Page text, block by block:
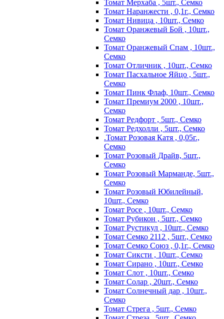
Томат Мерхаба , 5шт., Семко
Томат Наранжести , 0,1г., Семко
Томат Нивица , 10шт., Семко
Томат Оранжевый Бой , 10шт.,
Семко
Томат Оранжевый Спам , 10шт.,
Семко
Томат Отличник , 10шт., Семко
Томат Пасхальное Яйцо , 5шт.,
Семко
Томат Пинк Флаф, 10шт., Семко
Томат Премиум 2000 , 10шт.,
Семко
Томат Редфорт , 5шт., Семко
Томат Редхолли , 5шт., Семко
.Томат Розовая Катя , 0,05г.,
Семко
Томат Розовый Драйв, 5шт.,
Семко
Томат Розовый Марманде, 5шт.,
Семко
Томат Розовый Юбилейный,
10шт., Семко
Томат Росе , 10шт., Семко
Томат Рубикон , 5шт., Семко
Томат Рустикул , 10шт., Семко
Томат Семко 2112 , 5шт., Семко
Томат Семко Союз , 0,1г., Семко
Томат Сиксти , 10шт., Семко
Томат Сирано , 10шт., Семко
Томат Слот , 10шт., Семко
Томат Солар , 20шт., Семко
Томат Солнечный дар , 10шт.,
Семко
Томат Стрега , 5шт., Семко